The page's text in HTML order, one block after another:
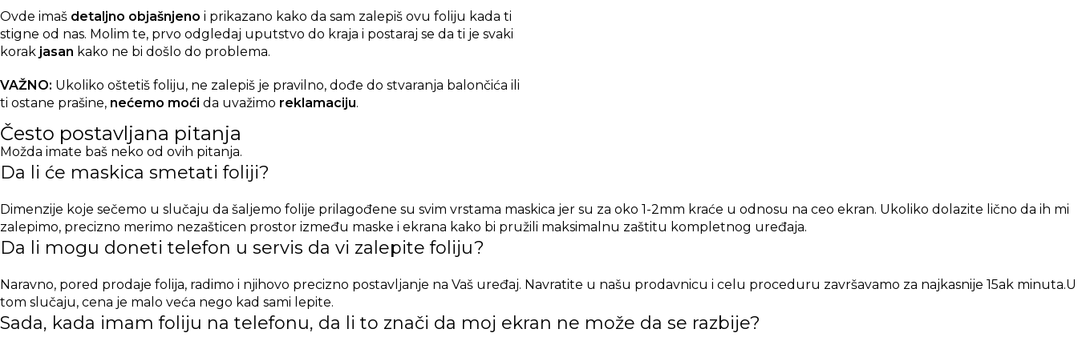
Ovde imaš detaljno objašnjeno i prikazano kako da sam zalepiš ovu foliju kada ti
stigne od nas. Molim te, prvo odgledaj uputstvo do kraja i postaraj se da ti je svaki
korak jasan kako ne bi došlo do problema.
VAŽNO: Ukoliko oštetiš foliju, ne zalepiš je pravilno, dođe do stvaranja balončića ili
ti ostane prašine, nećemo moći da uvažimo reklamaciju.
Često postavljana pitanja
Možda imate baš neko od ovih pitanja.
Da li će maskica smetati foliji?
Dimenzije koje sečemo u slučaju da šaljemo folije prilagođene su svim vrstama maskica jer su za oko 1-2mm kraće u odnosu na ceo ekran. Ukoliko dolazite lično da ih mi
zalepimo, precizno merimo nezašticen prostor između maske i ekrana kako bi pružili maksimalnu zaštitu kompletnog uređaja.
Da li mogu doneti telefon u servis da vi zalepite foliju?
Naravno, pored prodaje folija, radimo i njihovo precizno postavljanje na Vaš uređaj. Navratite u našu prodavnicu i celu proceduru završavamo za najkasnije 15ak minuta.U
tom slučaju, cena je malo veća nego kad sami lepite.
Sada, kada imam foliju na telefonu, da li to znači da moj ekran ne može da se razbije?